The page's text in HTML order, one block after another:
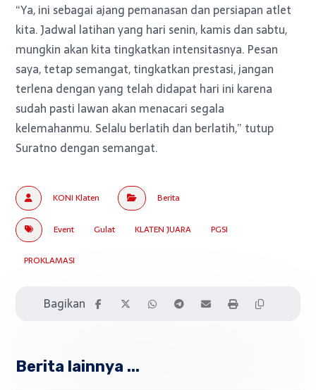
“Ya, ini sebagai ajang pemanasan dan persiapan atlet
kita. Jadwal latihan yang hari senin, kamis dan sabtu,
mungkin akan kita tingkatkan intensitasnya. Pesan
saya, tetap semangat, tingkatkan prestasi, jangan
terlena dengan yang telah didapat hari ini karena
sudah pasti lawan akan menacari segala
kelemahanmu. Selalu berlatih dan berlatih,” tutup
Suratno dengan semangat.
KONI Klaten Berita
Event Gulat KLATEN JUARA PGSI
PROKLAMASI
Berita lainnya ...